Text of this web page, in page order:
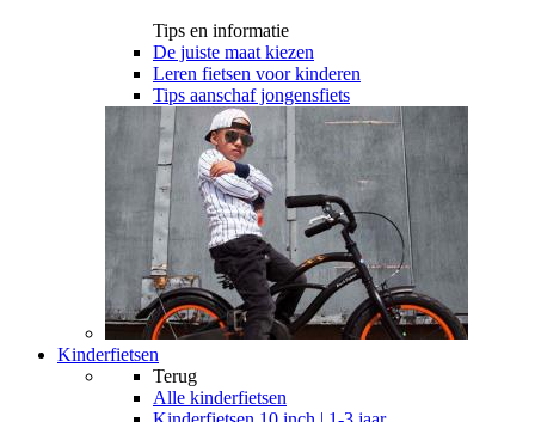
Tips en informatie
De juiste maat kiezen
Leren fietsen voor kinderen
Tips aanschaf jongensfiets
Kinderfietsen
Terug
Alle kinderfietsen